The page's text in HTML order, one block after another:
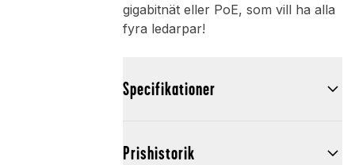
gigabitnät eller PoE, som vill ha alla
fyra ledarpar!
Specifikationer
Prishistorik